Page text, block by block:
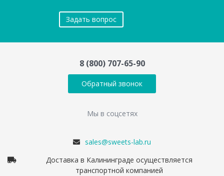
Задать вопрос
8 (800) 707-65-90
Обратный звонок
Мы в соцсетях
sales@sweets-lab.ru
Доставка в Калининграде осуществляется
транспортной компанией